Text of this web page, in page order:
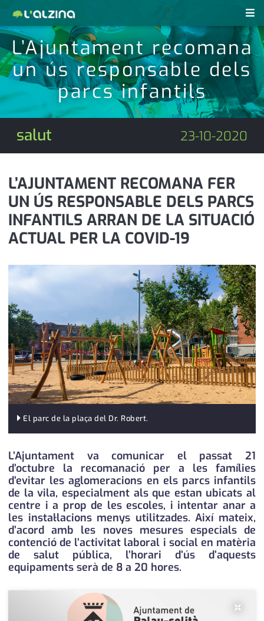
notícies
últimes notícies
activitats
agenda
empresa
entrevista
medi ambient
opinió
política
promo serveis
reportatge
salut
societat
successos
urbanisme
editorial
revistes pdf
anunciants
contacte
farmàcies
calendari
L’Ajuntament recomana
un ús responsable dels
parcs infantils
salut 23-10-2020
L’AJUNTAMENT RECOMANA FER
UN ÚS RESPONSABLE DELS PARCS
INFANTILS ARRAN DE LA SITUACIÓ
ACTUAL PER LA COVID-19
El parc de la plaça del Dr. Robert.
L’Ajuntament va comunicar el passat 21
d’octubre la recomanació per a les famílies
d’evitar les aglomeracions en els parcs infantils
de la vila, especialment als que estan ubicats al
centre i a prop de les escoles, i intentar anar a
les instal·lacions menys utilitzades. Així mateix,
d’acord amb les noves mesures especials de
contenció de l’activitat laboral i social en matèria
de salut pública, l’horari d’ús d’aquests
equipaments serà de 8 a 20 hores.
×